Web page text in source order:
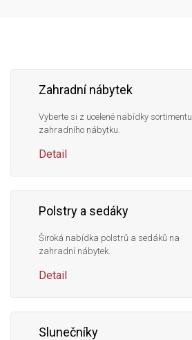
Zahradní nábytek
Vyberte si z ucelené nabídky sortimentu
zahradního nábytku.
Detail
Polstry a sedáky
Široká nabídka polstrů a sedáků na
zahradní nábytek.
Detail
Slunečníky